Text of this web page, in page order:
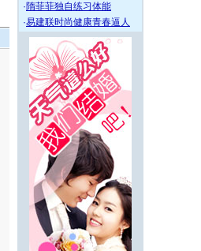
·隋菲菲独自练习体能
·易建联时尚健康青春逼人